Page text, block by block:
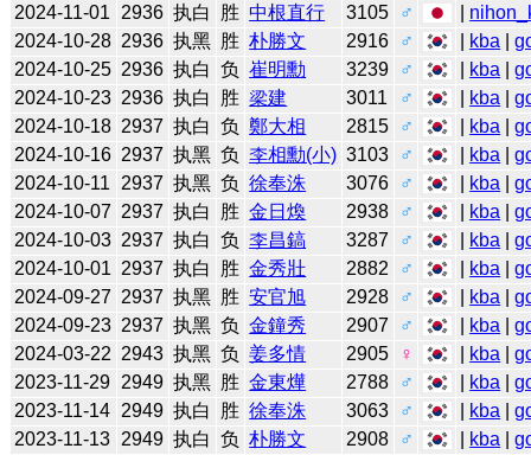
2024-11-01
2936 执白 胜 中根直行 3105 ♂
2024-10-28 2936 执黑 胜 朴勝文 2916 ♂ kba |
2024-10-25 2936 执白 负 崔明勳 3239 ♂ kba |
2024-10-23 2936 执白 胜 梁建 3011 ♂ kba |
2024-10-18 2937 执白 负 鄭大相 2815 ♂ kba |
2024-10-16 2937 执黑 负 李相勳(小) 3103 ♂ kba |
2024-10-11
2937 执黑 负 徐奉洙 3076 ♂ kba |
2024-10-07 2937 执白 胜 金日煥 2938 ♂ kba |
2024-10-03 2937 执白 负 李昌鎬 3287 ♂ kba |
2024-10-01 2937 执白 胜 金秀壯 2882 ♂ kba |
2024-09-27 2937 执黑 胜 安官旭 2928 ♂ kba |
2024-09-23 2937 执黑 负 金鐘秀 2907 ♂ kba |
2024-03-22 2943 执黑 负 姜多情 2905 ♀ kba |
2023-11-29 2949 执黑 胜 金東燁 2788 ♂ kba |
2023-11-14 2949 执白 胜 徐奉洙 3063 ♂ kba |
2023-11-13 2949 执白 负 朴勝文 2908 ♂ kba |